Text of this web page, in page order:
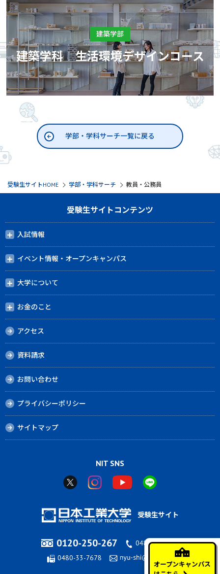
建築学部
建築学科 生活環境デザインコース
学部・学科サーチ一覧に戻る
受験生サイトHOME 学部・学科サーチ 教員・公務員
オープンキャンパス
受験生サイトコンテンツ
入試情報
イベント情報・オープンキャンパス
大学について
お金のこと
アクセス
資料請求
お問い合わせ
プライバシーポリシー
サイトマップ
NIT SNS
受験生サイト
0120-250-267
0480-33-7676
0480-33-7678